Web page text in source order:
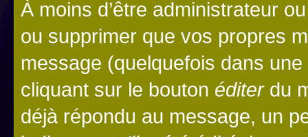
À moins d’être administrateur
ou supprimer que vos propres
message (quelquefois dans
cliquant sur le bouton éditerdu
déjà répondu au message, un